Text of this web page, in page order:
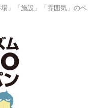
」「施設」「雰囲気」のベ